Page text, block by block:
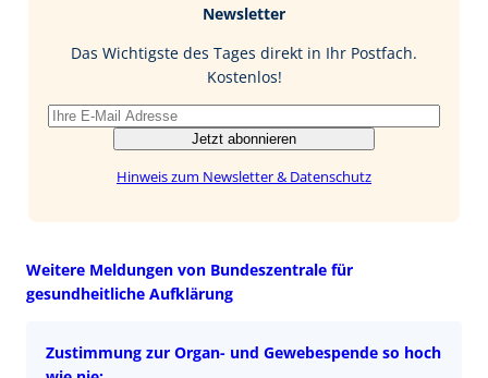
I
Newsletter
Das Wichtigste des Tages direkt in Ihr Postfach.
Kostenlos!
Jetzt abonnieren
Hinweis zum Newsletter & Datenschutz
Weitere Meldungen von Bundeszentrale für
gesundheitliche Aufklärung
Zustimmung zur Organ- und Gewebespende so hoch